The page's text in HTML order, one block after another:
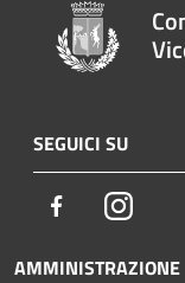
SEGUICI SU
Facebook
AMMINISTRAZIONE